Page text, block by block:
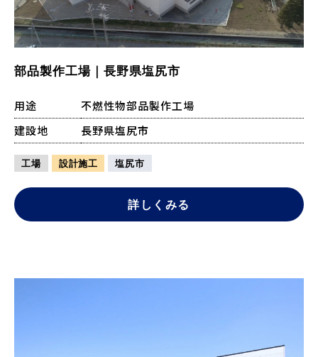
部品製作工場｜長野県塩尻市
用途
不燃性物部品製作工場
建設地
長野県塩尻市
工場 設計施工 塩尻市
詳しくみる